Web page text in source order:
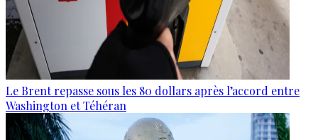
Le Brent repasse sous les 80 dollars après l’accord entre
Washington et Téhéran